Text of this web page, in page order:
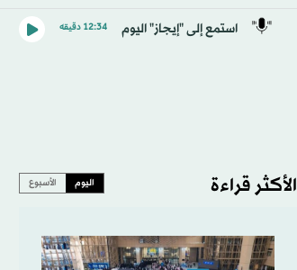
استمع إلى "إيجاز" اليوم 12:34 دقيقه
الأكثر قراءة اليوم الأسبوع